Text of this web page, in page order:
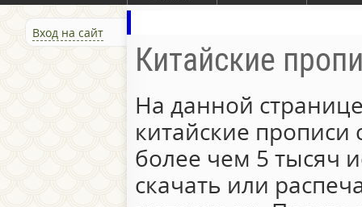
Вход на сайт
Китайские
На данной
китайские
более чем 5 тысяч
скачать или